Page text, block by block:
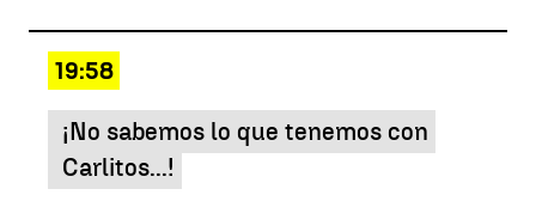
19:58
¡No sabemos lo que tenemos con
Carlitos...!